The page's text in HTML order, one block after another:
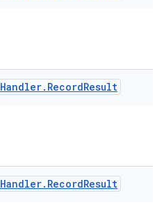
Handler. RecordResult
Handler. RecordResult